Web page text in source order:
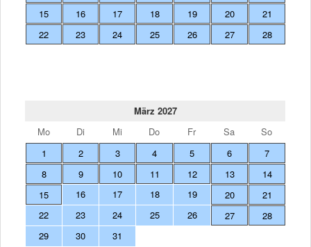
15
16 17 18 19 20
21
22
23 24 25 26 27 28
März 2027
Mo
Di Mi Do Fr Sa
So
1
2 3 4 5 6
7
8
9 10 11 12 13
14
15
16 17 18 19 20
21
22
23 24 25 26 27
28
29
30 31